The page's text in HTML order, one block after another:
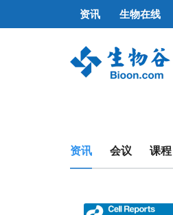
资讯 生物在线
资讯 会议 课程